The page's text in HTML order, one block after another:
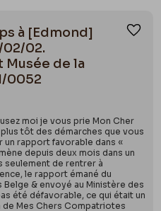
à [Edmond]
02/02.
Musée de la
0052
moi je vous prie Mon Cher
tôt des démarches que vous
un rapport favorable dans «
depuis deux mois dans un
seulement de rentrer à
le rapport émané du
& envoyé au Ministère des
été défavorable, ce qui était un
de Mes Chers Compatriotes